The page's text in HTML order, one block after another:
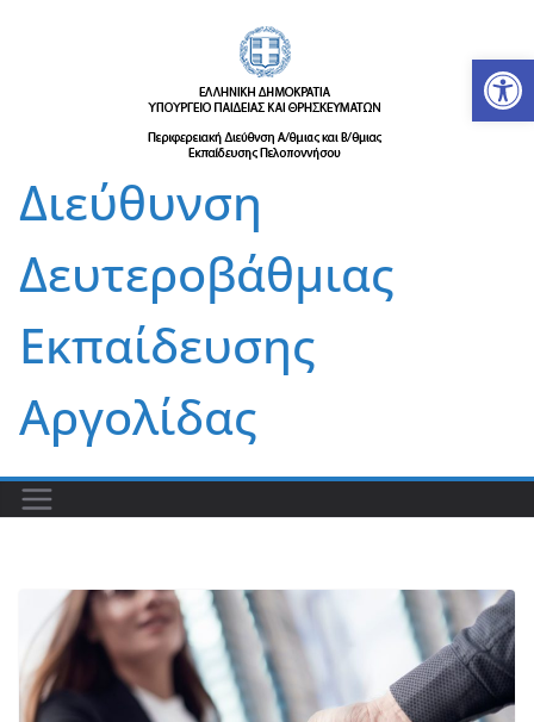
Διεύθυνση
Δευτεροβάθμιας
Εκπαίδευσης
Αργολίδας